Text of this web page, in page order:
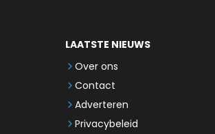
LAATSTE NIEUWS
Over ons
Contact
Adverteren
Privacybeleid